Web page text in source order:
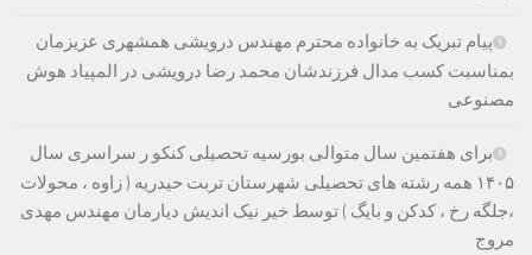
پیام تبریک به خانواده محترم مهندس درویشی همشهری عزیزمان
بمناسبت کسب مدال فرزندشان محمد رضا درویشی در المپیاد هوش
مصنوعی
برای هفتمین سال متوالی بورسیه تحصیلی کنکو ر سراسری سال
۱۴۰۵ همه رشته های تحصیلی شهرستان تربت حیدریه ( زاوه ، محولات
،جلگه رخ ، کدکن و بایگ ) توسط خیر نیک اندیش دیارمان مهندس مهدی
مروج